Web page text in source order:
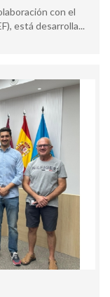
con el
está desarrolla...